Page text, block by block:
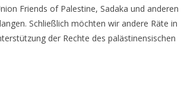
Friends of Palestine, Sadaka und anderen
Schließlich möchten wir andere Räte in
der Rechte des palästinensischen